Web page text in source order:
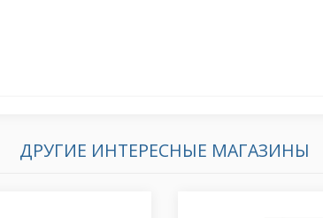
ДРУГИЕ ИНТЕРЕСНЫЕ МАГАЗИНЫ